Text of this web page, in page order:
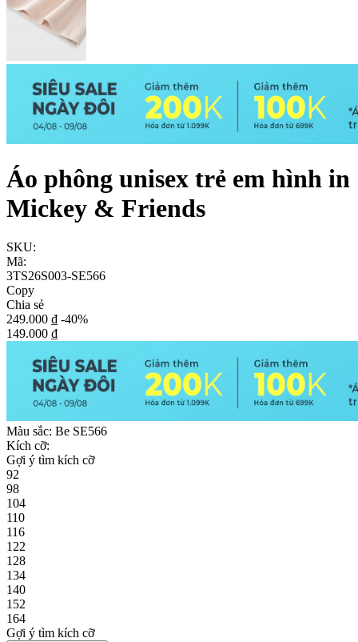
Áo phông unisex trẻ em hình in
Mickey & Friends
SKU:
Mã:
3TS26S003-SE566
Copy
Chia sẻ
249.000 ₫ -40%
149.000 ₫
Màu sắc: Be SE566
Kích cỡ:
Gợi ý tìm kích cỡ
92
98
104
110
116
122
128
134
140
152
164
Gợi ý tìm kích cỡ